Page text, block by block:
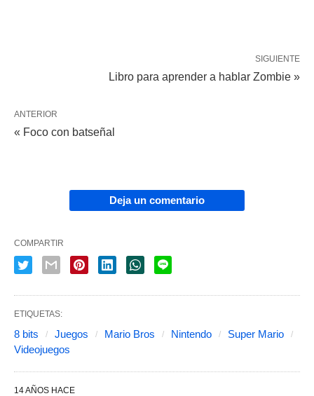
SIGUIENTE
Libro para aprender a hablar Zombie »
ANTERIOR
« Foco con batseñal
Deja un comentario
COMPARTIR
ETIQUETAS:
8 bits Juegos Mario Bros Nintendo
Super Mario
Videojuegos
14 AÑOS HACE